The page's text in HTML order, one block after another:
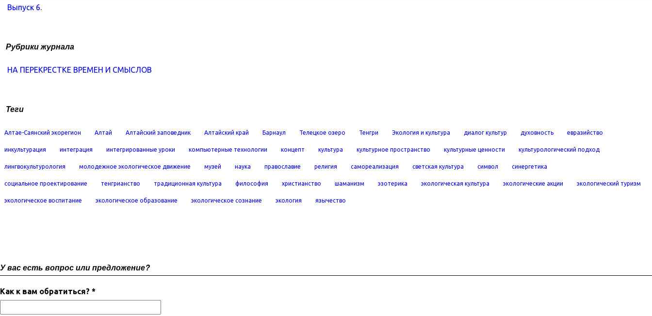
Выпуск 6.
Рубрики журнала
НА ПЕРЕКРЕСТКЕ ВРЕМЕН И СМЫСЛОВ
Теги
Алтае-Саянский экорегион Алтай Алтайский заповедник Алтайский край Барнаул Телецкое озеро Тенгри Экология и культура диалог культур духовность евразийство
инкультурация интеграция интегрированные уроки компьютерные технологии концепт культура культурное пространство культурные ценности культурологический подход
лингвокультурология молодежное экологическое движение музей наука православие религия самореализация светская культура символ синергетика
социальное проектирование тенгрианство традиционная культура философия христианство шаманизм эзотерика экологическая культура экологические акции экологический туризм
экологическое воспитание экологическое образование экологическое сознание экология язычество
У вас есть вопрос или предложение?
Как к вам обратиться? *